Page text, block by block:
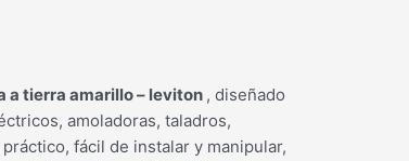
a tierra amarillo – leviton , diseñado
amoladoras, taladros,
fácil de instalar y manipular,